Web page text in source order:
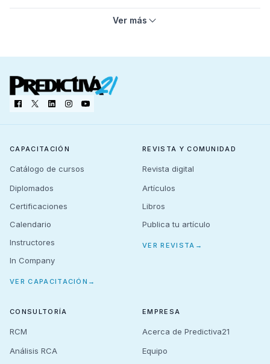
Enlace de acceso a las sesiones
Ver más
CAPACITACIÓN
Catálogo de cursos
Diplomados
Certificaciones
Calendario
Instructores
In Company
VER CAPACITACIÓN →
REVISTA Y COMUNIDAD
Revista digital
Artículos
Libros
Publica tu artículo
VER REVISTA →
CONSULTORÍA
RCM
Análisis RCA
EMPRESA
Acerca de Predictiva21
Equipo